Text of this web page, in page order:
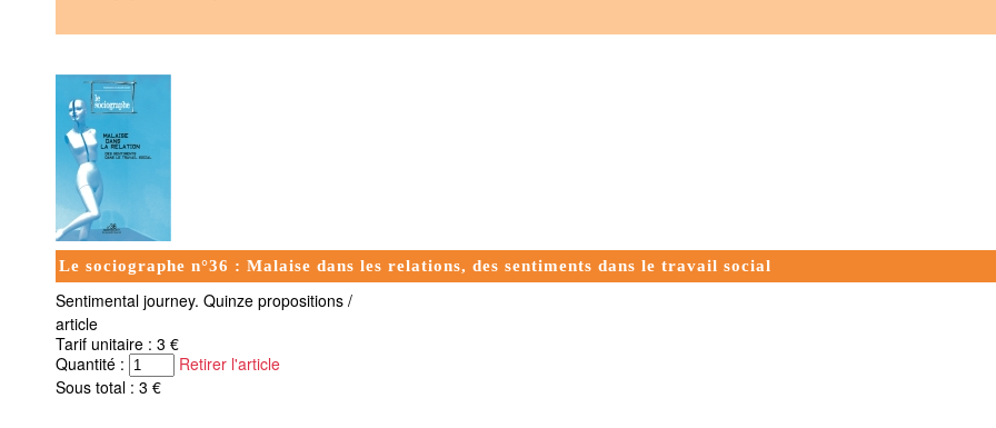
Le sociographe n°36 : Malaise dans les relations, des sentiments dans le travail social
Sentimental journey. Quinze propositions /
article
Tarif unitaire : 3 €
Quantité :
Retirer l'article
Sous total : 3 €